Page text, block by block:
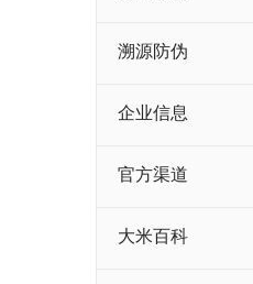
溯源防伪
企业信息
官方渠道
大米百科